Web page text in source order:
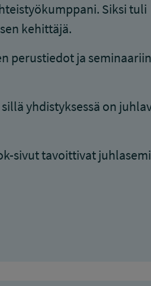
Siksi tuli
kehittäjä.
perustiedot ja
yhdistyksessä on
sivut tavoittivat